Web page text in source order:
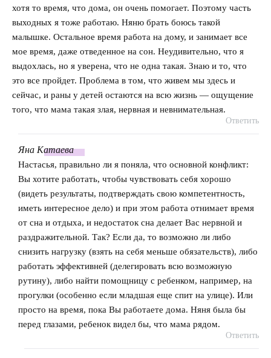
хотя то время, что дома, он очень помогает. Поэтому часть
выходных я тоже работаю. Няню брать боюсь такой
малышке. Остальное время работа на дому, и занимает все
мое время, даже отведенное на сон. Неудивительно, что я
выдохлась, но я уверена, что не одна такая. Знаю и то, что
это все пройдет. Проблема в том, что живем мы здесь и
сейчас, и раны у детей остаются на всю жизнь — ощущение
того, что мама такая злая, нервная и невнимательная.
Ответить
Яна Катаева
говорит:
Настасья, правильно ли я поняла, что основной конфликт:
Вы хотите работать, чтобы чувствовать себя хорошо
(видеть результаты, подтверждать свою компетентность,
иметь интересное дело) и при этом работа отнимает время
от сна и отдыха, и недостаток сна делает Вас нервной и
раздражительной. Так? Если да, то возможно ли либо
снизить нагрузку (взять на себя меньше обязательств), либо
работать эффективней (делегировать всю возможную
рутину), либо найти помощницу с ребенком, например, на
прогулки (особенно если младшая еще спит на улице). Или
просто на время, пока Вы работаете дома. Няня была бы
перед глазами, ребенок видел бы, что мама рядом.
Ответить